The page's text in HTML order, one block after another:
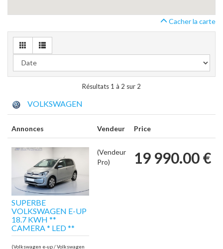
Cacher la carte
Résultats 1 à 2 sur 2
VOLKSWAGEN
Annonces Vendeur Price
SUPERBE
VOLKSWAGEN E-UP
18.7 KWH **
CAMERA * LED **
(Volkswagen e-up / Volkswagen
(Vendeur
Pro)
19 990.00 €